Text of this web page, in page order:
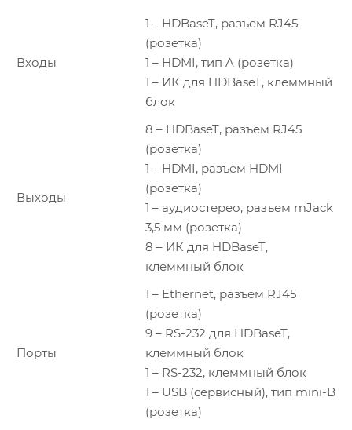
Входы
1 – HDBaseT, разъем RJ45
(розетка)
1 – HDMI, тип A (розетка)
1 – ИК для HDBaseT, клеммный
блок
Выходы
8 – HDBaseT, разъем RJ45
(розетка)
1 – HDMI, разъем HDMI
(розетка)
1 – аудиостерео, разъем mJack
3,5 мм (розетка)
8 – ИК для HDBaseT,
клеммный блок
Порты
1 – Ethernet, разъем RJ45
(розетка)
9 – RS-232 для HDBaseT,
клеммный блок
1 – RS-232, клеммный блок
1 – USB (сервисный), тип mini-B
(розетка)